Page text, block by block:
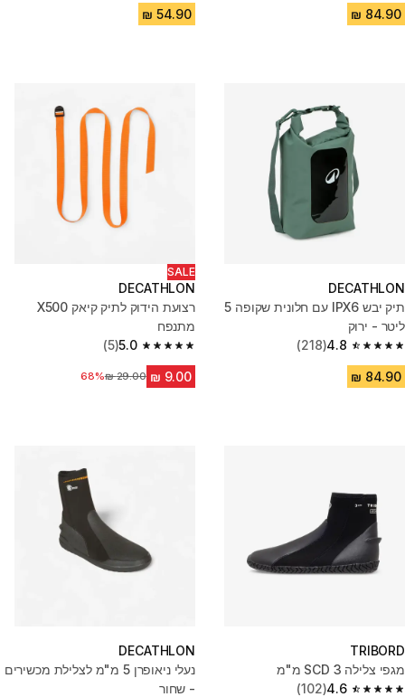
DECATHLON
תיק יבש IPX6 עם חלונית שקופה 5
ליטר - ירוק
4.8
4.8 out of 5 stars from 218 reviews
(218)
SALE
DECATHLON
רצועת הידוק לתיק קיאק X500
מתנפח
5.0
5.0 out of 5 stars from 5 reviews
(5)
מחיר לפני הנחה‏29.00 ₪
68%
TRIBORD
מגפי צלילה SCD 3 מ"מ
4.6
(102)
DECATHLON
נעלי ניאופרן 5 מ"מ לצלילת מכשירים
- שחור